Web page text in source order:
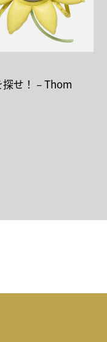
探せ！ – Thom